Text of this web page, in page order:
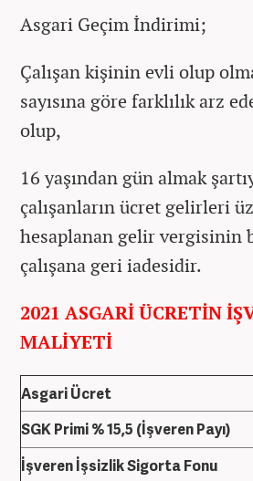
Asgari Geçim İndirimi;
Çalışan kişinin evli olup
sayısına göre farklılık arz
olup,
16 yaşından gün almak
çalışanların ücret gelirleri
hesaplanan gelir vergisinin
çalışana geri iadesidir.
2021 ASGARİ ÜCRETİN
MALİYETİ
Asgari Ücret
SGK Primi % 15,5 (İşveren Payı)
İşveren İşsizlik Sigorta Fonu